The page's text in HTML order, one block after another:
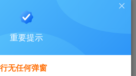
重要提示
无任何弹窗